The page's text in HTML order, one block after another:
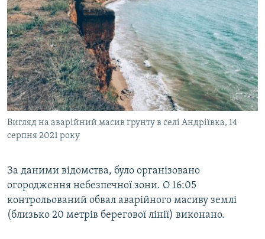
Вигляд на аварійний масив ґрунту в селі Андріївка, 14
серпня 2021 року
За даними відомства, було організовано
огородження небезпечної зони. О 16:05
контрольований обвал аварійного масиву землі
(близько 20 метрів берегової лінії) виконано.